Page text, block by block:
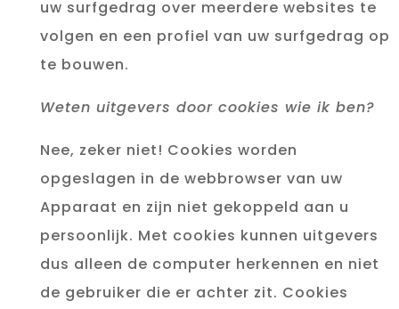
uw surfgedrag over meerdere websites te
volgen en een profiel van uw surfgedrag op
te bouwen.
Weten uitgevers door cookies wie ik ben?
Nee, zeker niet! Cookies worden
opgeslagen in de webbrowser van uw
Apparaat en zijn niet gekoppeld aan u
persoonlijk. Met cookies kunnen uitgevers
dus alleen de computer herkennen en niet
de gebruiker die er achter zit. Cookies